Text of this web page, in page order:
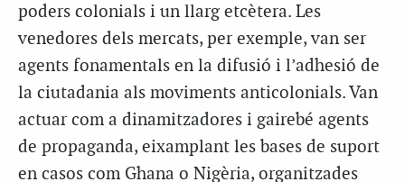
poders colonials i un llarg etcètera. Les
venedores dels mercats, per exemple, van ser
agents fonamentals en la difusió i l’adhesió de
la ciutadania als moviments anticolonials. Van
actuar com a dinamitzadores i gairebé agents
de propaganda, eixamplant les bases de suport
en casos com Ghana o Nigèria, organitzades